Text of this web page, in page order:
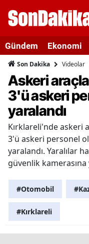
Gündem Ekonomi
Son Dakika Videolar
Askeri
3'ü askeri
yaralandı
Kırklareli'nde askeri
3'ü askeri personel
yaralandı. Yaralılar
güvenlik kamerasına
#Otomobil
#Kırklareli